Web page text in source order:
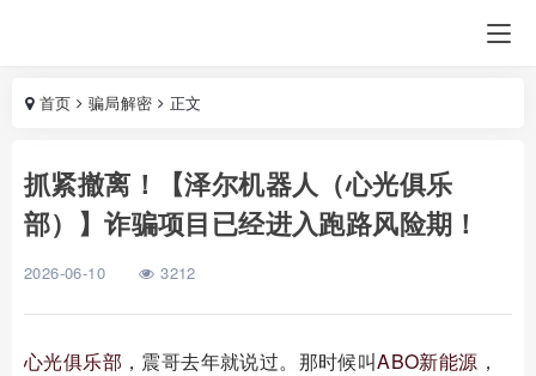
首页 骗局解密 正文
抓紧撤离！【泽尔机器人（心光俱乐
部）】诈骗项目已经进入跑路风险期！
2026-06-10 3212
心光俱乐部 ，震哥去年就说过。那时候叫ABO新能源 ，